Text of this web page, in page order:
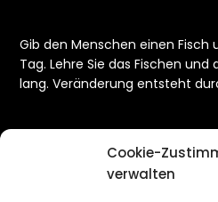
Cookie-
verwalten
Gib den Menschen einen Fisch
Tag. Lehre Sie das Fischen
lang. Veränderung entsteht